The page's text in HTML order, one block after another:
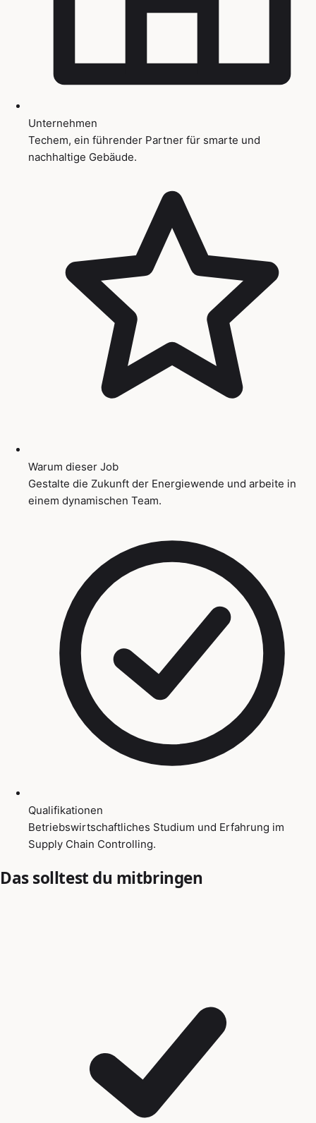
Unternehmen
Techem, ein führender Partner für smarte und
nachhaltige Gebäude.
Warum dieser Job
Gestalte die Zukunft der Energiewende und arbeite in
einem dynamischen Team.
Qualifikationen
Betriebswirtschaftliches Studium und Erfahrung im
Supply Chain Controlling.
Das solltest du mitbringen